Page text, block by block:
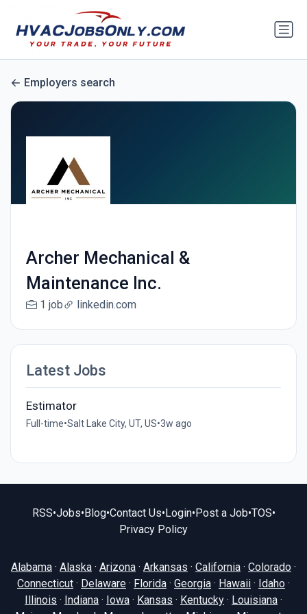
Employers search
Archer Mechanical &
Maintenance Inc.
1 job linkedin.com
Latest Jobs
Estimator
Full-time•Salt Lake City, UT, US•3w ago
RSS•Jobs• Blog•Contact Us• Login• Post a Job•TOS•
Privacy Policy
Alabama · Alaska · Arizona · Arkansas · California · Colorado ·
Connecticut · Delaware · Florida · Georgia · Hawaii · Idaho ·
Illinois · Indiana · Iowa · Kansas · Kentucky · Louisiana ·